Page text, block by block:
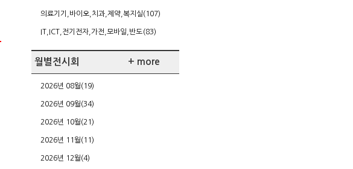
의료기기,바이오,치과,제약,복지실(107)
IT,ICT,전기전자,가전,모바일,반도(83)
월별전시회 + more
2026년 08월(19)
2026년 09월(34)
2026년 10월(21)
2026년 11월(11)
2026년 12월(4)